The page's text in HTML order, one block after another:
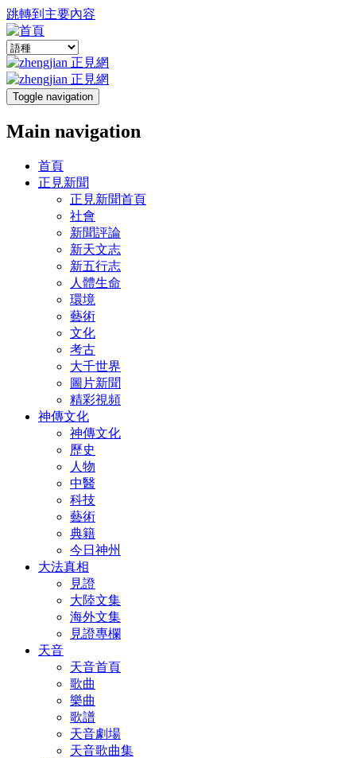
跳轉到主要內容
Toggle navigation
Main navigation
首頁
正見新聞
正見新聞首頁
社會
新聞評論
新天文志
新五行志
人體生命
環境
藝術
文化
考古
大千世界
圖片新聞
精彩視頻
神傳文化
神傳文化
歷史
人物
中醫
科技
藝術
典籍
今日神州
大法真相
見證
大陸文集
海外文集
見證專欄
天音
天音首頁
歌曲
樂曲
歌譜
天音劇場
天音歌曲集